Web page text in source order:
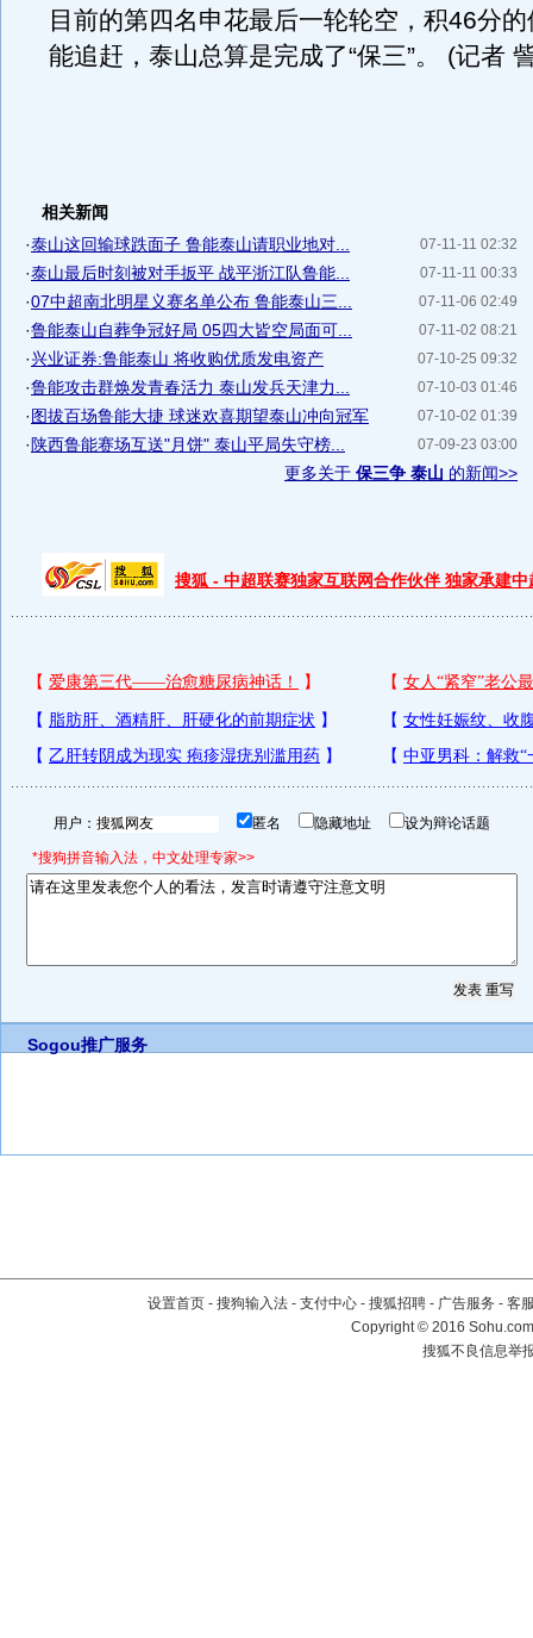
目前的第四名申花最后一轮轮空，积46分
能追赶，泰山总算是完成了“保三”。 (记者
相关新闻
07-11-11 02:32
·泰山这回输球跌面子 鲁能泰山请职业地对...
07-11-11 00:33
·泰山最后时刻被对手扳平 战平浙江队鲁能...
07-11-06 02:49
·07中超南北明星义赛名单公布 鲁能泰山三...
07-11-02 08:21
·鲁能泰山自葬争冠好局 05四大皆空局面可...
07-10-25 09:32
·兴业证券:鲁能泰山 将收购优质发电资产
07-10-03 01:46
·鲁能攻击群焕发青春活力 泰山发兵天津力...
07-10-02 01:39
·图拔百场鲁能大捷 球迷欢喜期望泰山冲向冠军
07-09-23 03:00
· 陕西鲁能赛场互送"月饼" 泰山平局失守榜...
更多关于 保三争 泰山 的新闻>>
搜狐 - 中超联赛独家互联网合作伙伴 独家承建中
用户： 匿名 隐藏地址 设为辩论话题
*搜狗拼音输入法，中文处理专家>>
Sogou推广服务
设置首页 - 搜狗输入法 - 支付中心 - 搜狐招聘 - 广告服务 - 客
Copyright©2016
搜狐不良信息举